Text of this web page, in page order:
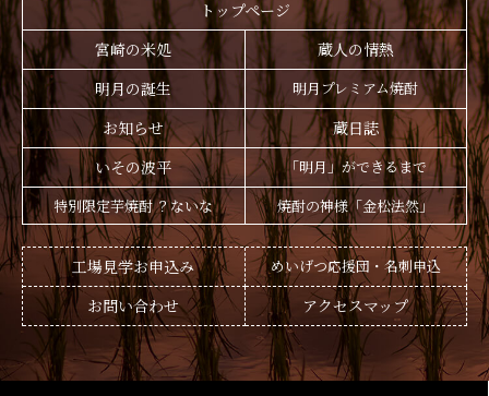
トップページ
宮崎の米処
蔵人の情熱
明月の誕生
明月プレミアム焼酎
お知らせ
蔵日誌
いその波平
「明月」ができるまで
特別限定芋焼酎 ？ないな
焼酎の神様「金松法然」
工場見学お申込み めいげつ応援団・名刺申込
お問い合わせ アクセスマップ